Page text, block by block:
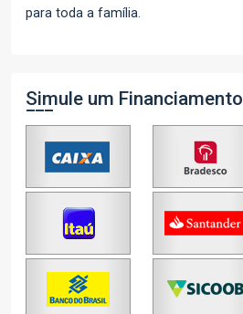
para toda a família.
Simule um Financiamento